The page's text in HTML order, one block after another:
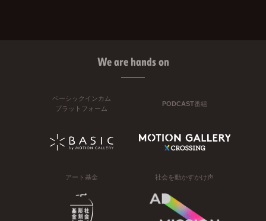
We are hands on
ベーシックインカム
プラットフォーム
PODCAST番組
アート基金 社会を動かすかけ声